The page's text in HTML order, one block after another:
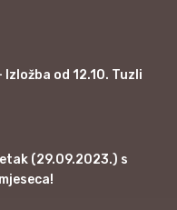
od 12.10. Tuzli
(29.09.2023.) s